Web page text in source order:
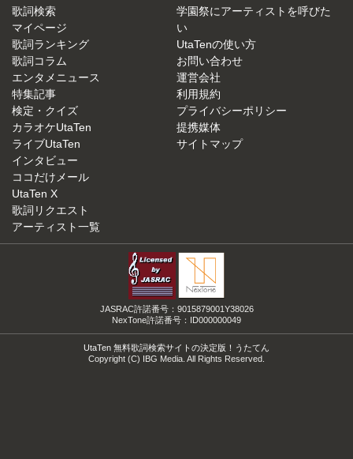
歌詞検索
マイページ
歌詞ランキング
歌詞コラム
エンタメニュース
特集記事
検定・クイズ
カラオケUtaTen
ライブUtaTen
インタビュー
ココだけメール
UtaTen X
歌詞リクエスト
アーティスト一覧
学園祭にアーティストを呼びた
い
UtaTenの使い方
お問い合わせ
運営会社
利用規約
プライバシーポリシー
提携媒体
サイトマップ
JASRAC許諾番号：9015879001Y38026
NexTone許諾番号：ID000000049
UtaTen 無料歌詞検索サイトの決定版！うたてん
Copyright (C) IBG Media. All Rights Reserved.